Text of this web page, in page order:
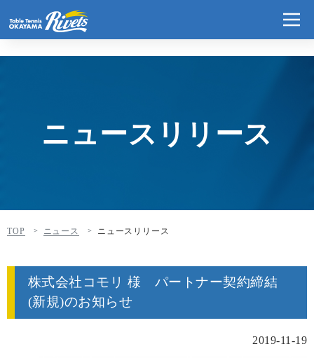
ニュースリリース
TOP ニュース ニュースリリース
株式会社コモリ 様 パートナー契約締結
(新規)のお知らせ
2019-11-19